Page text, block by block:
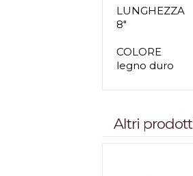
LUNGHEZZA
8"
COLORE
legno duro
Altri